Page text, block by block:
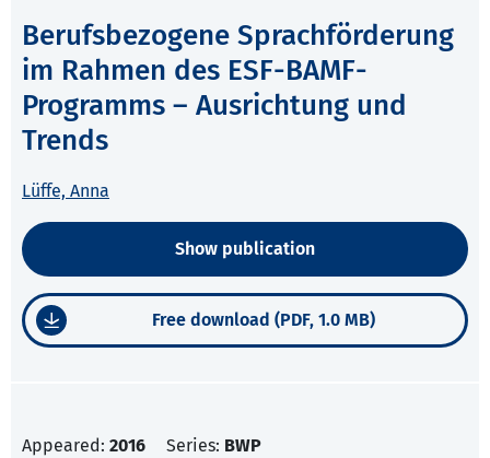
Berufsbezogene Sprachförderung
im Rahmen des ESF-BAMF-
Programms – Ausrichtung und
Trends
Lüffe, Anna
Show publication
Free download (PDF, 1.0 MB)
Appeared: 2016 Series: BWP